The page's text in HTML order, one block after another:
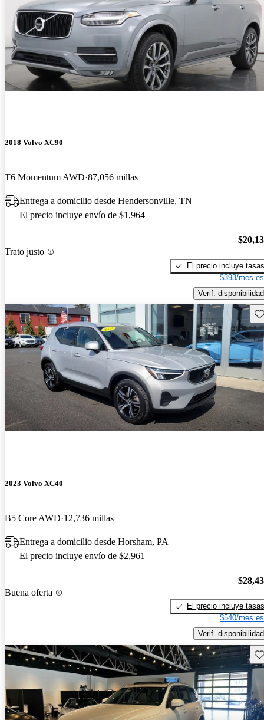
2018 Volvo XC90
T6 Momentum AWD 87,056 millas
Entrega a domicilio desde Hendersonville, TN
El precio incluye envío de $1,964
Trato justo
El precio incluye tasas
$393/mes
Verif. disponibilidad
2023 Volvo XC40
B5 Core AWD 12,736 millas
Entrega a domicilio desde Horsham, PA
El precio incluye envío de $2,961
Buena oferta
El precio incluye tasas
$540/mes
Verif. disponibilidad